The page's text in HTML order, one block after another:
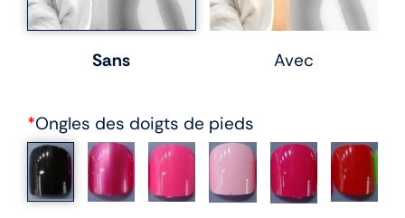
Sans Avec
*Ongles des doigts de pieds